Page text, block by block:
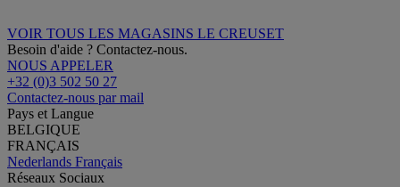
VOIR TOUS LES MAGASINS LE CREUSET
Besoin d'aide ? Contactez-nous.
NOUS APPELER
+32 (0)3 502 50 27
Contactez-nous par mail
Pays et Langue
BELGIQUE
FRANÇAIS
Nederlands Français
Réseaux Sociaux